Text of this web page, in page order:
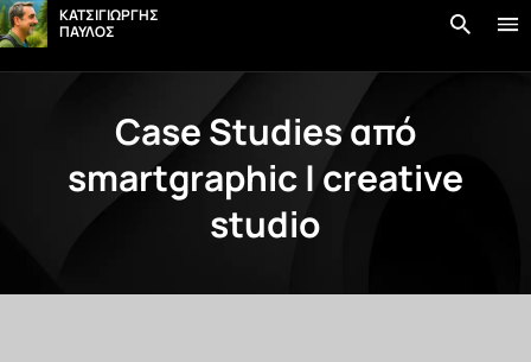
περιεχόμενο
ΚΑΤΣΙΓΙΩΡΓΗΣ
ΠΑΥΛΟΣ
Case Studies από
smartgraphic | creative
studio